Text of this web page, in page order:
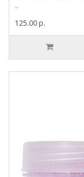
..
125.00 р.